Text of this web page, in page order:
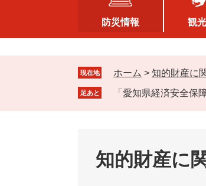
防災情報 観
現在地 ホーム > 知的財産に
足あと 「愛知県経済安全保
知的財産に